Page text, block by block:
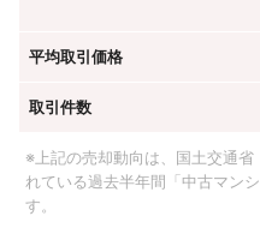
平均取引価格
取引件数
※上記の売却動向は、国土交通
れている過去半年間「中古マン
す。